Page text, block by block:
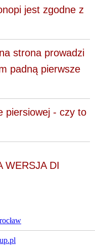
jest zgodne z
strona prowadzi
padną pierwsze
piersiowej - czy to
WERSJA DI